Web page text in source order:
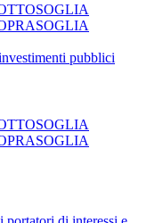
pubblici